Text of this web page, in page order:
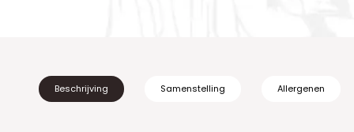
Beschrijving Samenstelling Allergenen